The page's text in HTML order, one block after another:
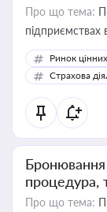
Про що тема:
підприємствах
Ринок
Страхова
Бронювання
процедура,
Про що тема: